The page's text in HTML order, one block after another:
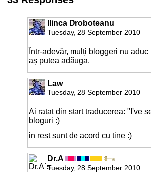
Ilinca Droboteanu
Tuesday, 28 September 2010
Într-adevăr, mulți bloggeri nu
aș putea adăuga.
Law
Tuesday, 28 September 2010
Ai ratat din start traducerea: "I've
bloguri :)
in rest sunt de acord cu tine :)
Dr.A
Tuesday, 28 September 2010